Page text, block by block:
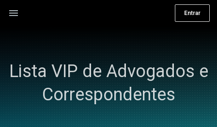
menu Entrar
Lista VIP de Advogados e
Correspondentes